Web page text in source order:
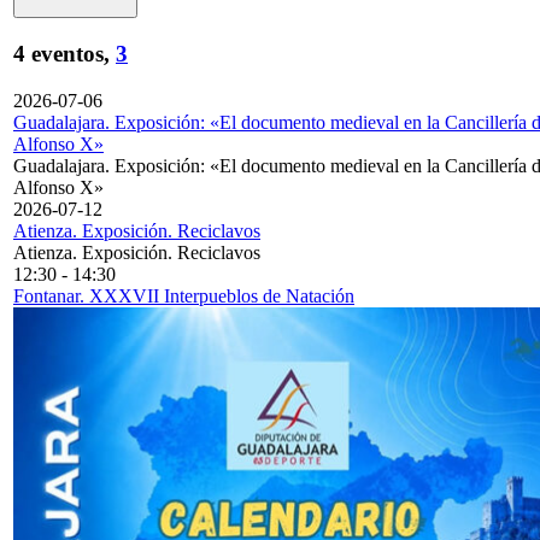
4 eventos, 3
2026-07-06
Guadalajara. Exposición: «El documento medieval en la Cancillería
Alfonso X»
Guadalajara. Exposición: «El documento medieval en la Cancillería
Alfonso X»
2026-07-12
Atienza. Exposición. Reciclavos
Atienza. Exposición. Reciclavos
12:30 - 14:30
Fontanar. XXXVII Interpueblos de Natación